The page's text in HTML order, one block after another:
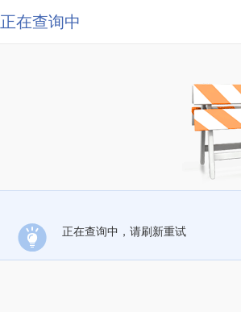
正在查询中
正在查询中，请刷新重试